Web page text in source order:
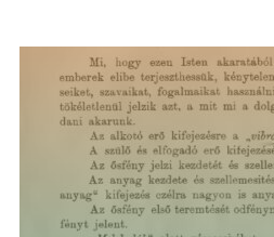
4.
(52-
73)
professzor"